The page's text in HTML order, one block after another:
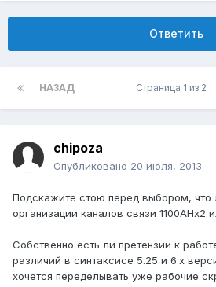
Ответить
НАЗАД Страница 1 из 2
chipoza
Опубликовано 20 июля, 2013
Подскажите стою перед выбором, что
организации каналов связи 1100AHx2
Собственно есть ли претензии к
различий в синтаксисе 5.25 и 6.х
хочется переделывать уже рабочие